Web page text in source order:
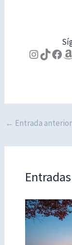
TikTok
← Entrada anterior